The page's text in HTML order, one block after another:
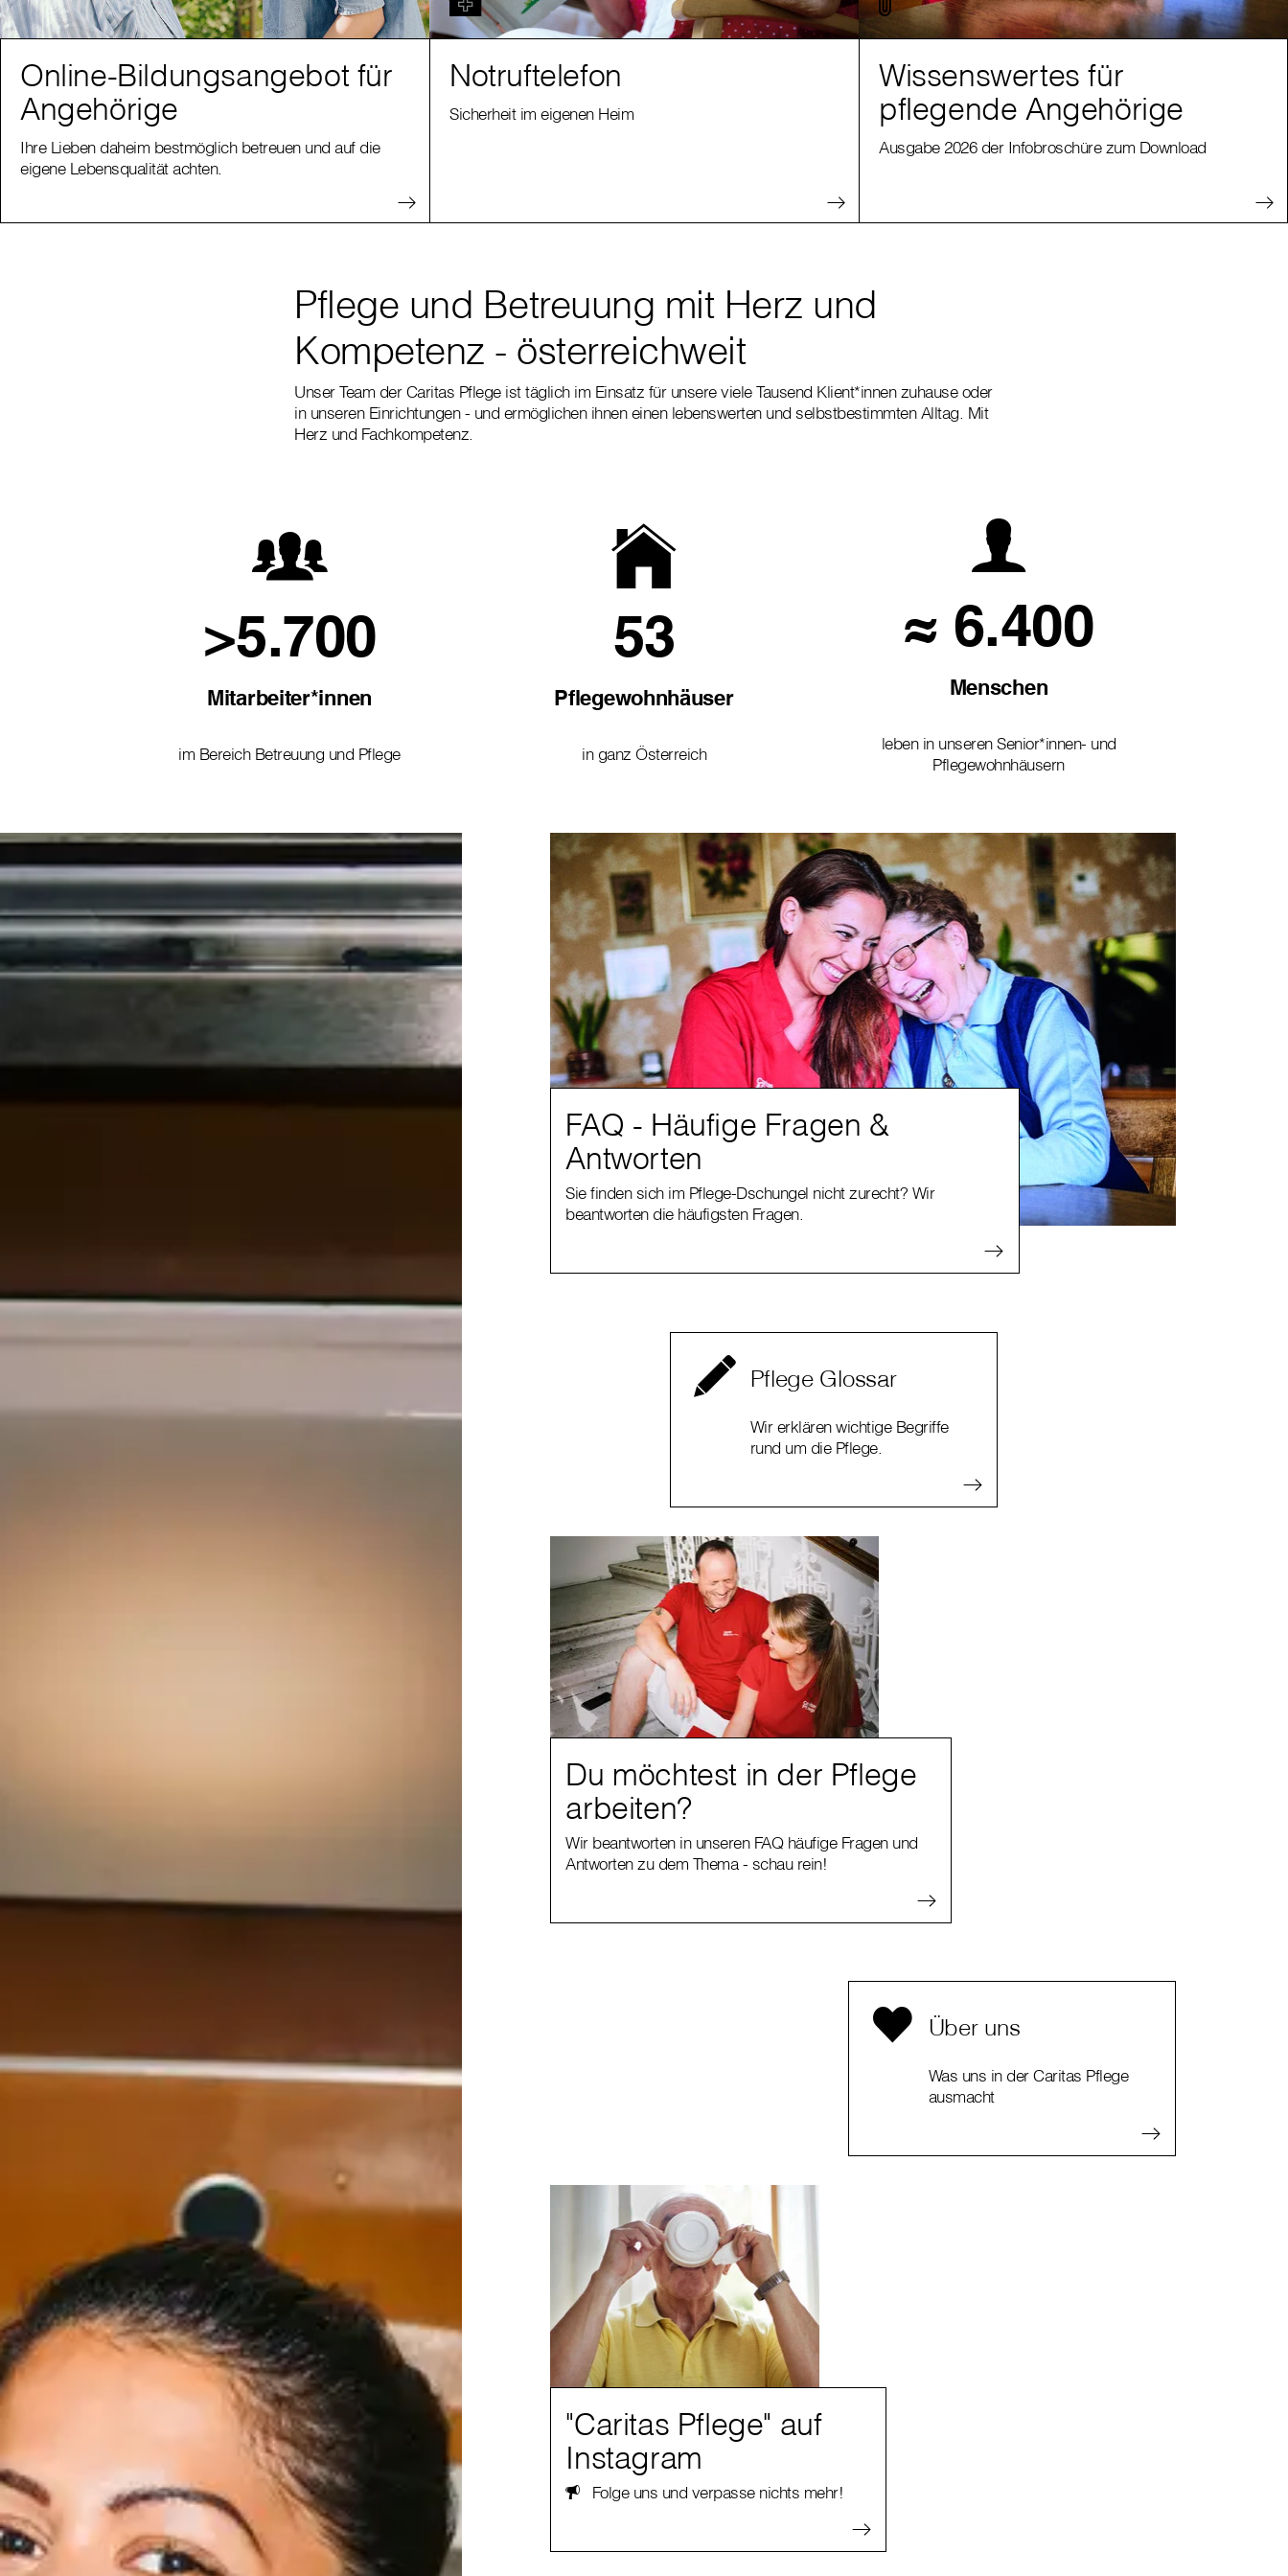
Online-Bildungsangebot für
Angehörige
Ihre Lieben daheim bestmöglich betreuen und auf die
eigene Lebensqualität achten.
Notruftelefon
Sicherheit im eigenen Heim
Wissenswertes für
pflegende Angehörige
Ausgabe 2026 der Infobroschüre zum Download
Pflege und Betreuung mit Herz und
Kompetenz - österreichweit
Unser Team der Caritas Pflege ist täglich im Einsatz für unsere viele Tausend Klient*innen zuhause oder
in unseren Einrichtungen - und ermöglichen ihnen einen lebenswerten und selbstbestimmten Alltag. Mit
Herz und Fachkompetenz.
>5.700
Mitarbeiter*innen
im Bereich Betreuung und Pflege
53
Pflegewohnhäuser
in ganz Österreich
≈ 6.400
Menschen
leben in unseren Senior*innen- und
Pflegewohnhäusern
FAQ - Häufige Fragen &
Antworten
Sie finden sich im Pflege-Dschungel nicht zurecht? Wir
beantworten die häufigsten Fragen.
Pflege Glossar
Wir erklären wichtige Begriffe
rund um die Pflege.
Du möchtest in der Pflege
arbeiten?
Wir beantworten in unseren FAQ häufige Fragen und
Antworten zu dem Thema - schau rein!
Über uns
Was uns in der Caritas Pflege
ausmacht
"Caritas Pflege" auf
Instagram
Folge uns und verpasse nichts mehr!